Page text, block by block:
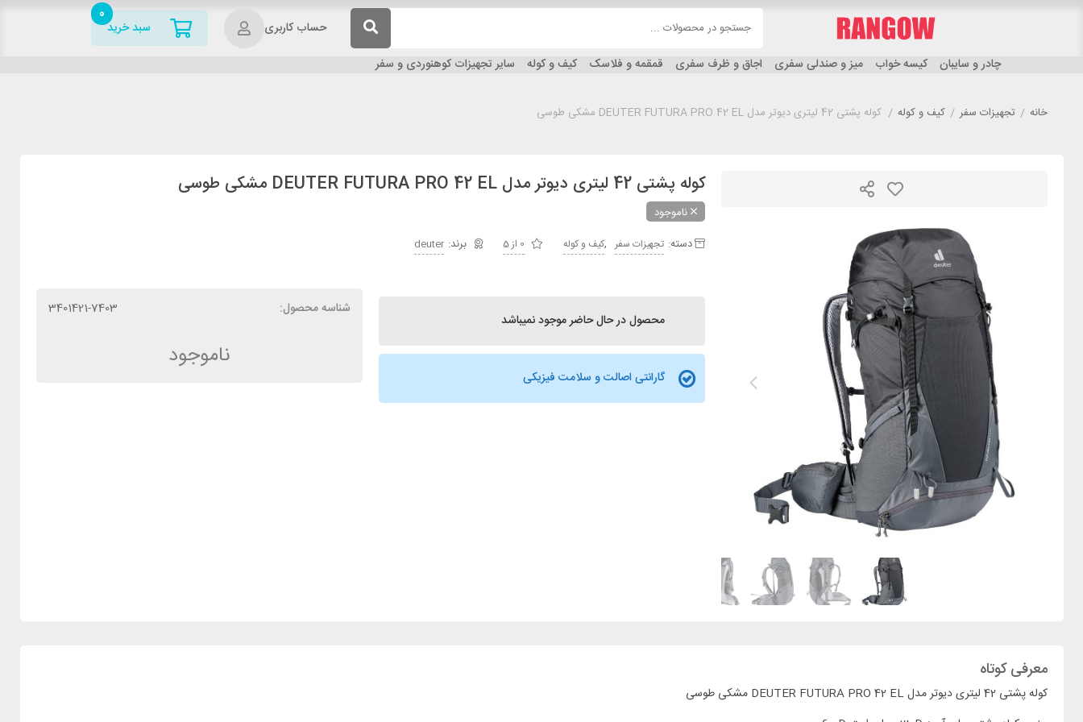
حساب کاربری سبد خرید
0
چادر و سایبان کیسه خواب میز و صندلی سفری اجاق و ظرف سفری قمقمه و فلاسک کیف و کوله سایر تجهیزات کوهنوردی و سفر
خانه / تجهیزات سفر / کیف و کوله / کوله پشتی 42 لیتری دیوتر مدل DEUTER FUTURA PRO 42 EL مشکی طوسی
کوله پشتی 42 لیتری دیوتر مدل DEUTER FUTURA PRO 42 EL مشکی طوسی
ناموجود
دسته: تجهیزات سفر ,کیف و کوله 0 از 5 deuter
محصول در حال حاضر موجود نمیباشد
گارانتی اصالت و سلامت فیزیکی
شناسه محصول: 3401421-7403
ناموجود
معرفی کوتاه
کوله پشتی 42 لیتری دیوتر مدل DEUTER FUTURA PRO 42 EL مشکی طوسی